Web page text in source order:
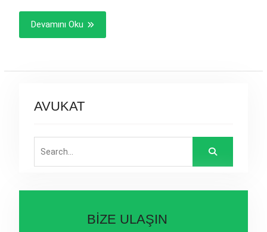
Devamını Oku
AVUKAT
for:
BİZE ULAŞIN